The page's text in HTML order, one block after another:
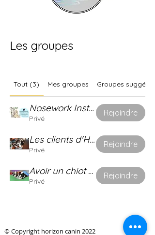
Les groupes
Tout (3) Mes groupes Groupes suggérés
Nosework Instructorat en ligne - Cosmonose
Privé
Rejoindre
Les clients d'Horizon canin
Privé
Rejoindre
Avoir un chiot bien dans ses pattes !
Privé
Rejoindre
© Copyright horizon canin 2022